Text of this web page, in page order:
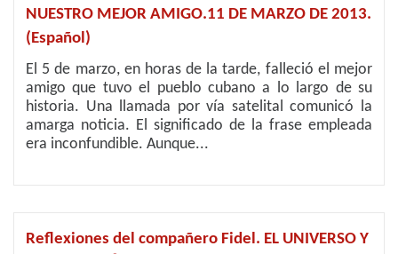
NUESTRO MEJOR AMIGO.11 DE MARZO DE 2013.
(Español)
El 5 de marzo, en horas de la tarde, falleció el mejor
amigo que tuvo el pueblo cubano a lo largo de su
historia. Una llamada por vía satelital comunicó la
amarga noticia. El significado de la frase empleada
era inconfundible. Aunque...
Reflexiones del compañero Fidel. EL UNIVERSO Y